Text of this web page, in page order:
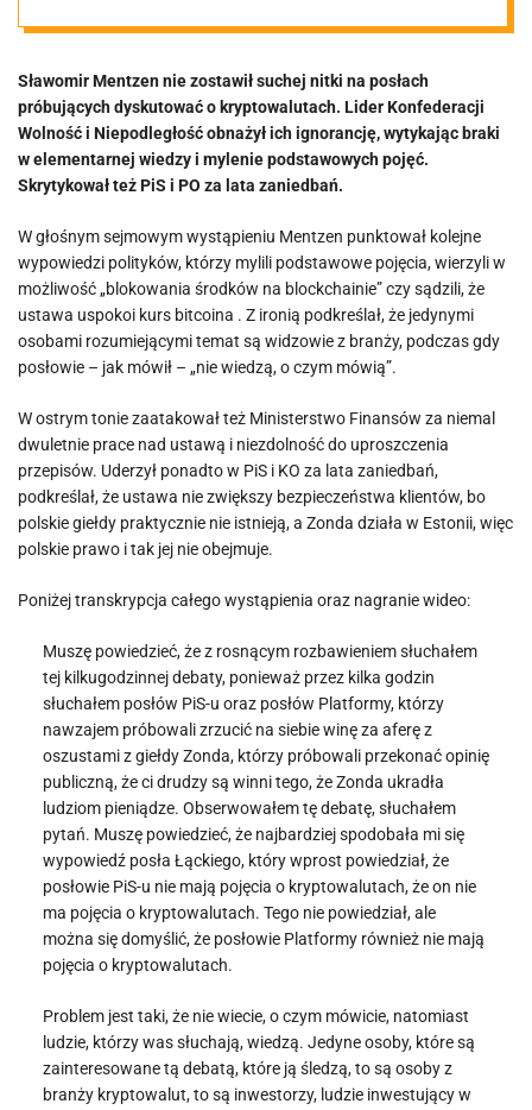
[VIDEO]
Sławomir Mentzen nie zostawił suchej nitki na posłach
próbujących dyskutować o kryptowalutach. Lider Konfederacji
Wolność i Niepodległość obnażył ich ignorancję, wytykając braki
w elementarnej wiedzy i mylenie podstawowych pojęć.
Skrytykował też PiS i PO za lata zaniedbań.
W głośnym sejmowym wystąpieniu Mentzen punktował kolejne
wypowiedzi polityków, którzy mylili podstawowe pojęcia, wierzyli w
możliwość „blokowania środków na blockchainie” czy sądzili, że
ustawa uspokoi kurs bitcoina . Z ironią podkreślał, że jedynymi
osobami rozumiejącymi temat są widzowie z branży, podczas gdy
posłowie – jak mówił – „nie wiedzą, o czym mówią”.
W ostrym tonie zaatakował też Ministerstwo Finansów za niemal
dwuletnie prace nad ustawą i niezdolność do uproszczenia
przepisów. Uderzył ponadto w PiS i KO za lata zaniedbań,
podkreślał, że ustawa nie zwiększy bezpieczeństwa klientów, bo
polskie giełdy praktycznie nie istnieją, a Zonda działa w Estonii, więc
polskie prawo i tak jej nie obejmuje.
Poniżej transkrypcja całego wystąpienia oraz nagranie wideo:
Muszę powiedzieć, że z rosnącym rozbawieniem słuchałem
tej kilkugodzinnej debaty, ponieważ przez kilka godzin
słuchałem posłów PiS-u oraz posłów Platformy, którzy
nawzajem próbowali zrzucić na siebie winę za aferę z
oszustami z giełdy Zonda, którzy próbowali przekonać opinię
publiczną, że ci drudzy są winni tego, że Zonda ukradła
ludziom pieniądze. Obserwowałem tę debatę, słuchałem
pytań. Muszę powiedzieć, że najbardziej spodobała mi się
wypowiedź posła Łąckiego, który wprost powiedział, że
posłowie PiS-u nie mają pojęcia o kryptowalutach, że on nie
ma pojęcia o kryptowalutach. Tego nie powiedział, ale
można się domyślić, że posłowie Platformy również nie mają
pojęcia o kryptowalutach.
Problem jest taki, że nie wiecie, o czym mówicie, natomiast
ludzie, którzy was słuchają, wiedzą. Jedyne osoby, które są
zainteresowane tą debatą, które ją śledzą, to są osoby z
branży kryptowalut, to są inwestorzy, ludzie inwestujący w